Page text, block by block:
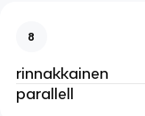
8
rinnakkainen
parallell